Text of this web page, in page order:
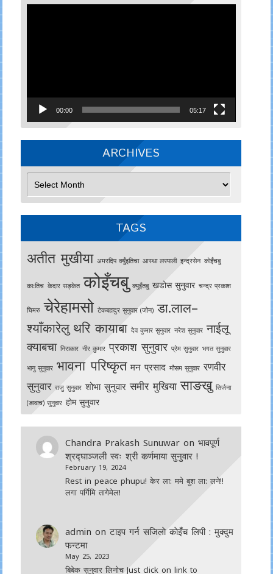
00:00 05:17
ARCHIVES
TAGS
अतीत मुखीया अमरदिप क्युँइतिचा आस्था लस्पाली इन्द्रसेन काेइँचबु
काःतिच केदार सङ्केत कोइँचबु क्युइँतबु खडोस सुनुवार चन्द्र प्रकाश
चिमरु चेरेहामसो टेकबहादुर सुनुवार (जोन) डा.लाल–
श्याँकारेलु थरि कायाबा देव कुमार सुनुवार नरेश सुनुवार नाईलू
क्याबचा निराकार नीर कुमार प्रकाश सुनुवार प्रेम सुनुवार भगत सुनुवार
भानु सुनुवार भावना परिष्कृत मन प्रसाद मौसम सुनुवार रणवीर
सुनुवार राजु सुनुवार शोभा सुनुवार समीर मुखिया साङखु सिर्जना
(ङावाच) सुनुवार होम सुनुवार
Chandra Prakash Sunuwar onभावपूर्ण
श्रद्घाञ्जली स्वः श्री कर्णमाया सुनुवार !
February 19, 2024
Rest in peace phupu! केर ला: ममे बुश ला: लने!!
लगा पर्गिमि तागेमेल!
admin onटाइप गर्न सजिलाे काेइँच लिपी : मुक्दुम
फन्टमा
May 25, 2023
बिबेक सुनुवार लिनोच Just click on link to